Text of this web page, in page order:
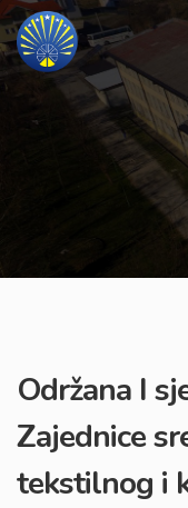
Održana I
Zajednice
tekstilnog i